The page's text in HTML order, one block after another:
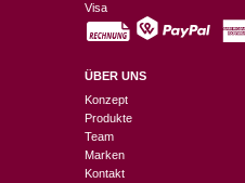
Visa
ÜBER UNS
Konzept
Produkte
Team
Marken
Kontakt